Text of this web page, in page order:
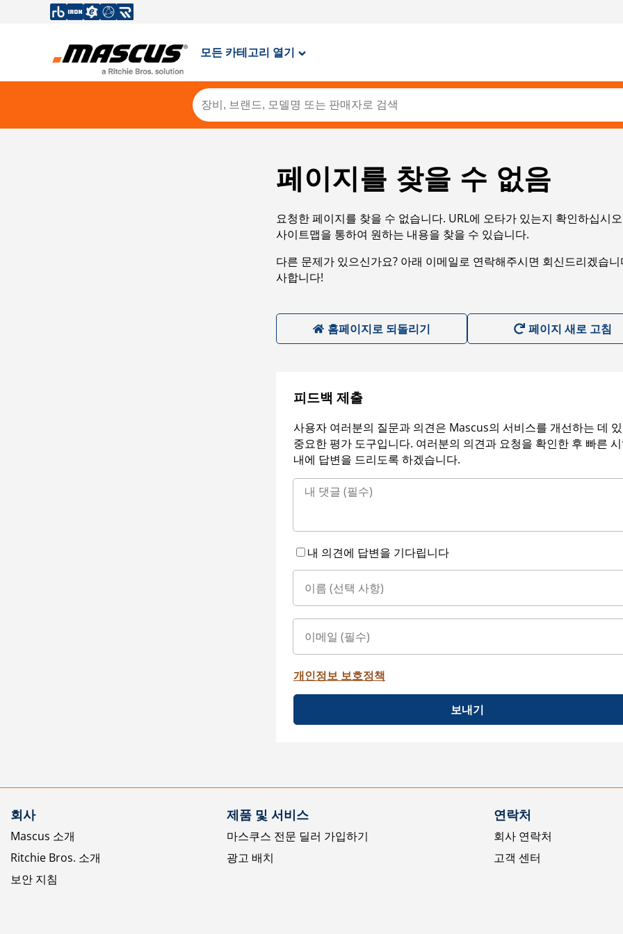
모든 카테고리 열기
페이지를 찾을 수 없음
요청한 페이지를 찾을 수 없습니다. URL에 오타가 있는지 확인하십시
사이트맵을 통하여 원하는 내용을 찾을 수 있습니다.
다른 문제가 있으신가요? 아래 이메일로 연락해주시면 회신드리겠습
사합니다!
홈페이지로 되돌리기 페이지 새로 고침
피드백 제출
사용자 여러분의 질문과 의견은 Mascus의 서비스를 개선하는 데
중요한 평가 도구입니다. 여러분의 의견과 요청을 확인한 후 빠른
내에 답변을 드리도록 하겠습니다.
내 의견에 답변을 기다립니다
개인정보 보호정책
보내기
회사
Mascus 소개
Ritchie Bros. 소개
보안 지침
제품 및 서비스
마스쿠스 전문 딜러 가입하기
광고 배치
연락처
회사 연락처
고객 센터